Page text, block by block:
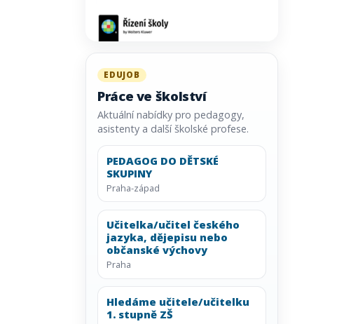
EDUJOB
Práce ve školství
Aktuální nabídky pro pedagogy,
asistenty a další školské profese.
PEDAGOG DO DĚTSKÉ
SKUPINY
Praha-západ
Učitelka/učitel českého
jazyka, dějepisu nebo
občanské výchovy
Praha
Hledáme učitele/učitelku
1. stupně ZŠ